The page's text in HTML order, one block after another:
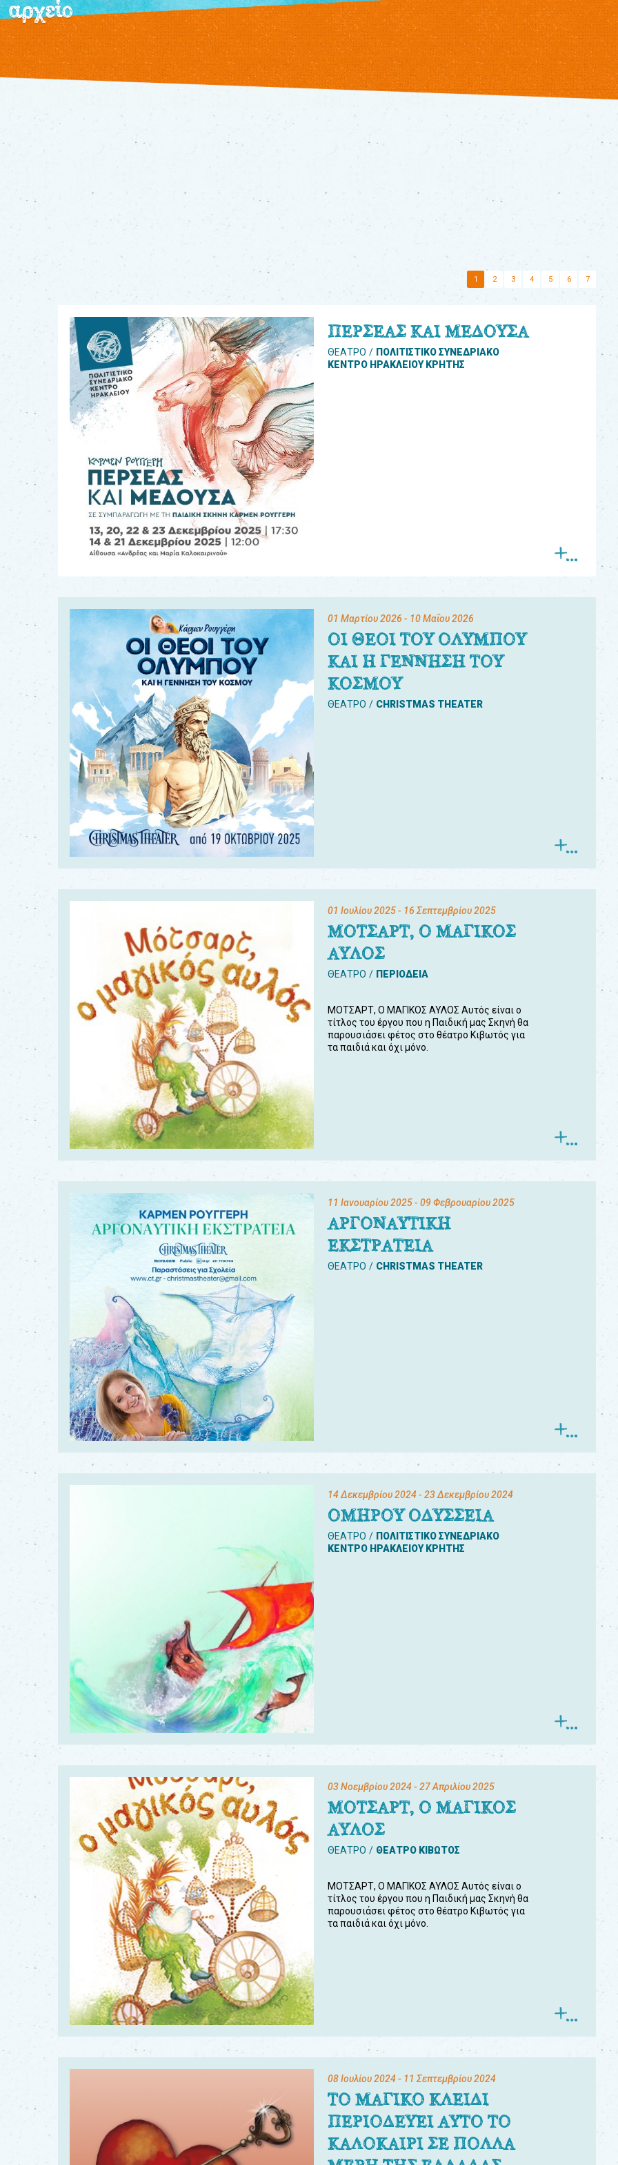
αρχείο
1 2 3 4 5 6 7
ΠΕΡΣΕΑΣ ΚΑΙ ΜΕΔΟΥΣΑ
ΘΕΑΤΡΟ
ΠΟΛΙΤΙΣΤΙΚΟ ΣΥΝΕΔΡΙΑΚΟ
ΚΕΝΤΡΟ ΗΡΑΚΛΕΙΟΥ ΚΡΗΤΗΣ
01 Μαρτίου 2026 - 10 Μαΐου 2026
ΟΙ ΘΕΟΙ ΤΟΥ ΟΛΥΜΠΟΥ
ΚΑΙ Η ΓΕΝΝΗΣΗ ΤΟΥ
ΚΟΣΜΟΥ
ΘΕΑΤΡΟ CHRISTMAS THEATER
01 Ιουλίου 2025- 16 Σεπτεμβρίου 2025
ΜΟΤΣΑΡΤ, Ο ΜΑΓΙΚΟΣ
ΑΥΛΟΣ
ΘΕΑΤΡΟ ΠΕΡΙΟΔΕΙΑ
ΜΟΤΣΑΡΤ, Ο ΜΑΓΙΚΟΣ ΑΥΛΟΣ Αυτός είναι ο
τίτλος του έργου που η Παιδική μας Σκηνή θα
παρουσιάσει φέτος στο θέατρο Κιβωτός για
τα παιδιά και όχι μόνο.
11 Ιανουαρίου 2025- 09 Φεβρουαρίου 2025
ΑΡΓΟΝΑΥΤΙΚΗ
ΕΚΣΤΡΑΤΕΙΑ
ΘΕΑΤΡΟ CHRISTMAS THEATER
14 Δεκεμβρίου 2024- 23 Δεκεμβρίου 2024
ΟΜΗΡΟΥ ΟΔΥΣΣΕΙΑ
ΘΕΑΤΡΟ
ΠΟΛΙΤΙΣΤΙΚΟ ΣΥΝΕΔΡΙΑΚΟ
ΚΕΝΤΡΟ ΗΡΑΚΛΕΙΟΥ ΚΡΗΤΗΣ
03 Νοεμβρίου 2024- 27 Απριλίου 2025
ΜΟΤΣΑΡΤ, Ο ΜΑΓΙΚΟΣ
ΑΥΛΟΣ
ΘΕΑΤΡΟ ΘΕΑΤΡΟ ΚΙΒΩΤΟΣ
ΜΟΤΣΑΡΤ, Ο ΜΑΓΙΚΟΣ ΑΥΛΟΣ Αυτός είναι ο
τίτλος του έργου που η Παιδική μας Σκηνή θα
παρουσιάσει φέτος στο θέατρο Κιβωτός για
τα παιδιά και όχι μόνο.
08 Ιουλίου 2024- 11 Σεπτεμβρίου 2024
ΤΟ ΜΑΓΙΚΟ ΚΛΕΙΔΙ
ΠΕΡΙΟΔΕΥΕΙ ΑΥΤΟ ΤΟ
ΚΑΛΟΚΑΙΡΙ ΣΕ ΠΟΛΛΑ